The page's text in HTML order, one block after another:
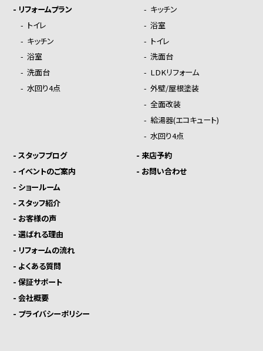
- リフォームプラン
- トイレ
- キッチン
- 浴室
- 洗面台
- 水回り4点
- キッチン
-浴室
- トイレ
-洗面台
- LDKリフォーム
-外壁/屋根塗装
-全面改装
- 給湯器(エコキュート)
-水回り4点
- スタッフブログ
- イベントのご案内
- ショールーム
- スタッフ紹介
- お客様の声
- 選ばれる理由
- リフォームの流れ
- よくある質問
- 保証サポート
- 会社概要
- プライバシーポリシー
-来店予約
- お問い合わせ